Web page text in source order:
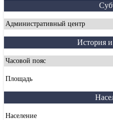
Административный центр
История
Часовой пояс
Площадь
Население